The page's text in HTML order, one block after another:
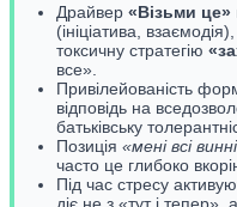
Драйвер «Візьми це»
(ініціатива,
токсичну стратегію
все».
Привілейованість
відповідь на
батьківську
Позиція «мені всі
часто це глибоко
Під час стресу
діє не з «тут і тепер»,